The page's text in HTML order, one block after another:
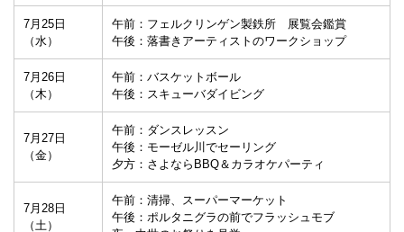
7月25日
（水）
午前：フェルクリンゲン製鉄所 展覧会鑑賞
午後：落書きアーティストのワークショップ
7月26日
（木）
午前：バスケットボール
午後：スキューバダイビング
7月27日
（金）
午前：ダンスレッスン
午後：モーゼル川でセーリング
夕方：さよならBBQ＆カラオケパーティ
7月28日
（土）
午前：清掃、スーパーマーケット
午後：ポルタニグラの前でフラッシュモブ